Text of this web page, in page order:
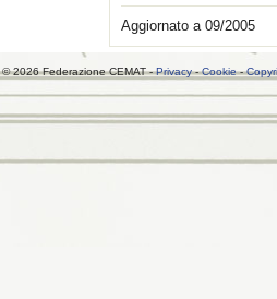
Aggiornato a 09/2005
© 2026 Federazione CEMAT -Privacy-Cookie-